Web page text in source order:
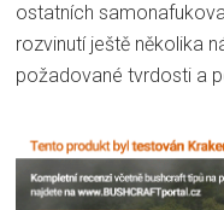
ostatních
rozvinutí ještě několika
požadované tvrdosti a